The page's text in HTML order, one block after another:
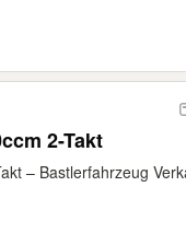
2-Takt
– Bastlerfahrzeug